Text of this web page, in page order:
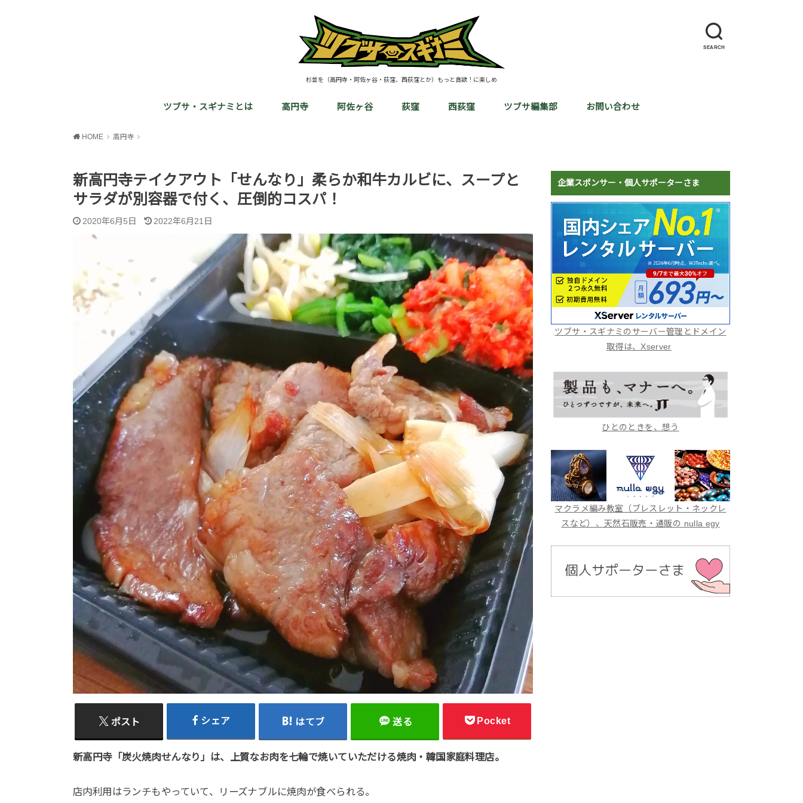
SEARCH
杉並を（高円寺・阿佐ヶ谷・荻窪、西荻窪とか）もっと貪欲！に楽しめ
ツブサ・スギナミとは 高円寺 阿佐ヶ谷 荻窪 西荻窪 ツブサ編集部 お問い合わせ
HOME 高円寺
新高円寺テイクアウト「せんなり」柔らか和牛カルビに、スープと
サラダが別容器で付く、圧倒的コスパ！
2020年6月5日 2022年6月21日
ポスト シェア はてブ 送る Pocket
新高円寺「炭火焼肉せんなり」は、上質なお肉を七輪で焼いていただける焼肉・韓国家庭料理店。
店内利用はランチもやっていて、リーズナブルに焼肉が食べられる。
企業スポンサー・個人サポーターさま
ツブサ・スギナミのサーバー管理とドメイン
取得は、Xserver
ひとのときを、想う
マクラメ編み教室（ブレスレット・ネックレ
スなど）、天然石販売・通販の nulla egy